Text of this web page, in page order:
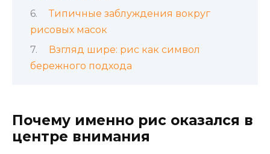
Типичные заблуждения вокруг
рисовых масок
Взгляд шире: рис как символ
бережного подхода
Почему именно рис оказался в
центре внимания